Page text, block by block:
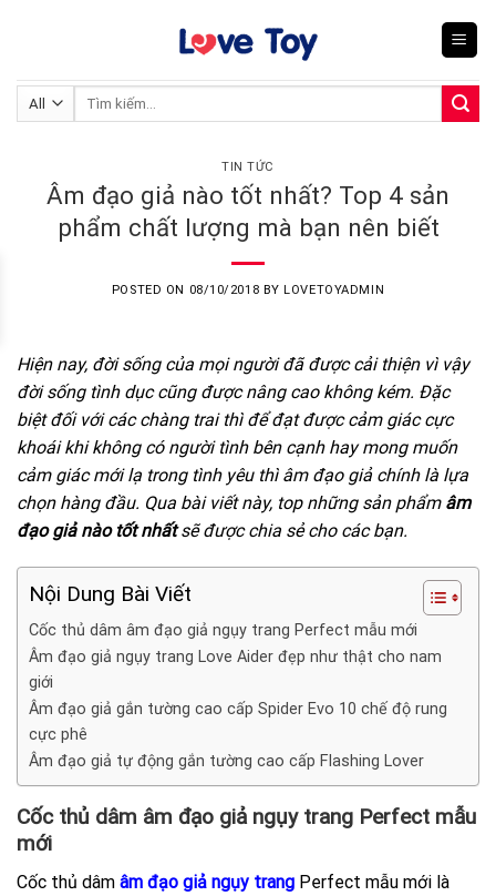
Tìm
TIN TỨC
Âm đạo giả nào tốt nhất? Top 4 sản
phẩm chất lượng mà bạn nên biết
POSTED ON 08/10/2018 BYLOVETOYADMIN
Hiện nay, đời sống của mọi người đã được cải thiện vì vậy
đời sống tình dục cũng được nâng cao không kém. Đặc
biệt đối với các chàng trai thì để đạt được cảm giác cực
khoái khi không có người tình bên cạnh hay mong muốn
cảm giác mới lạ trong tình yêu thì âm đạo giả chính là lựa
chọn hàng đầu. Qua bài viết này, top những sản phẩm âm
đạo giả nào tốt nhấtsẽ được chia sẻ cho các bạn.
Nội Dung Bài Viết
Cốc thủ dâm âm đạo giả ngụy trang Perfect mẫu mới
Âm đạo giả ngụy trang Love Aider đẹp như thật cho nam
giới
Âm đạo giả gắn tường cao cấp Spider Evo 10 chế độ rung
cực phê
Âm đạo giả tự động gắn tường cao cấp Flashing Lover
Cốc thủ dâm âm đạo giả ngụy trang Perfect mẫu
mới
Cốc thủ dâm âm đạo giả ngụy trang Perfect mẫu mới là